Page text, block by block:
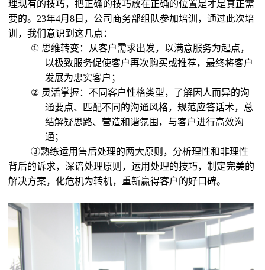
理现有的技巧，把正确的技巧放在正确的位置是才是真正需
要的。 23年4月8 日，公司商务部组队参加培训，通过此次培
训，我们意识到这几点：
① 思维转变：从客户需求出发，以满意服务为起点，
以极致服务促使客户再次购买或推荐，最终将客户
发展为忠实客户；
② 灵活掌握：不同客户性格类型，了解因人而异的沟
通要点、匹配不同的沟通风格，规范应答话术，总
结解疑思路、营造和谐氛围，与客户进行高效沟
通；
③熟练运用售后处理的两大原则，分析理性和非理性
背后的诉求，深谙处理原则，运用处理的技巧，制定完美的
解决方案，化危机为转机，重新赢得客户的好口碑。